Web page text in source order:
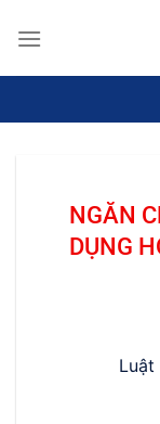
qua
NGĂN
DỤNG
Luật
GĐ